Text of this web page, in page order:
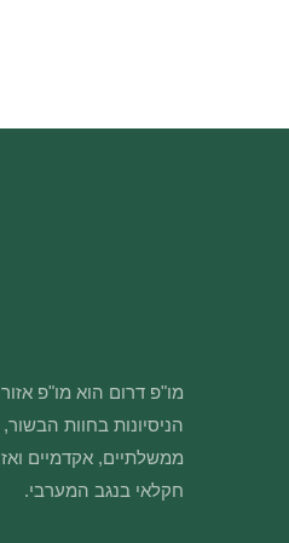
מו"פ דרום הוא מו"פ
הניסיונות בחוות
ממשלתיים, אקדמיים
חקלאי בנגב המערבי.